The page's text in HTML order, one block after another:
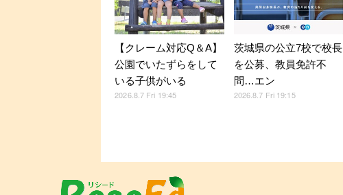
【クレーム対応Q＆A】
公園でいたずらをして
いる子供がいる
2026.8.7 Fri 19:45
茨城県の公立7校で校長
を公募、教員免許不
問…エン
2026.8.7 Fri 19:15